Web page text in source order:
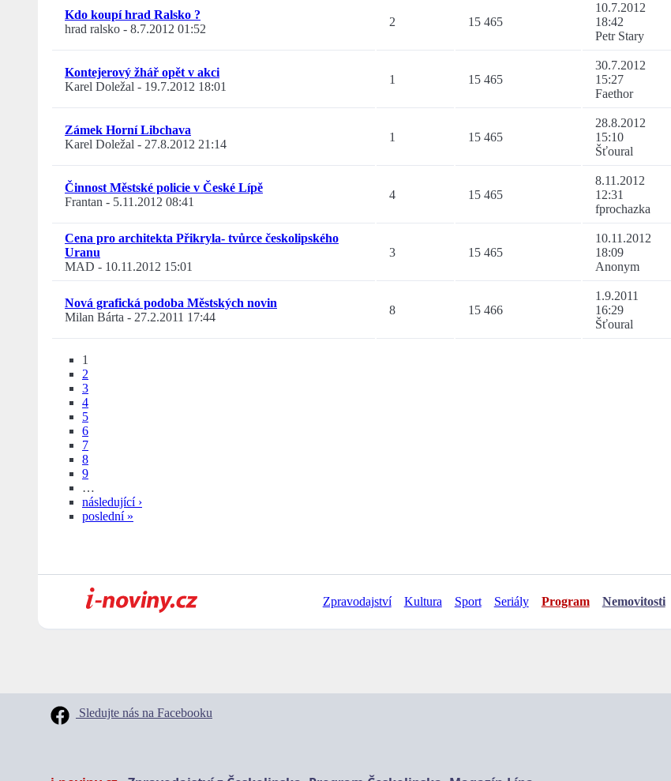
Kdo koupí hrad Ralsko ?
hrad ralsko - 8.7.2012 01:52
2 15 465
10.7.2012
18:42
Petr Stary
Kontejerový žhář opět v akci
Karel Doležal - 19.7.2012 18:01
1 15 465
30.7.2012
15:27
Faethor
Zámek Horní Libchava
Karel Doležal - 27.8.2012 21:14
1 15 465
28.8.2012
15:10
Šťoural
Činnost Městské policie v České Lípě
Frantan - 5.11.2012 08:41
4 15 465
8.11.2012
12:31
fprochazka
Cena pro architekta Přikryla- tvůrce českolipského
Uranu
MAD - 10.11.2012 15:01
3 15 465
10.11.2012
18:09
Anonym
Nová grafická podoba Městských novin
Milan Bárta - 27.2.2011 17:44
8 15 466
1.9.2011
16:29
Šťoural
1
2
3
4
5
6
7
8
9
…
následující ›
poslední »
Zpravodajství Kultura Sport Seriály Program Nemovitosti
Sledujte nás na Facebooku